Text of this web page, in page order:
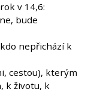
v 14,6:
bude
nepřichází k
cestou), kterým
k životu, k